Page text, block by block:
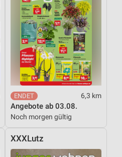
6,3 km
Angebote ab 03.08.
Noch morgen gültig
XXXLutz